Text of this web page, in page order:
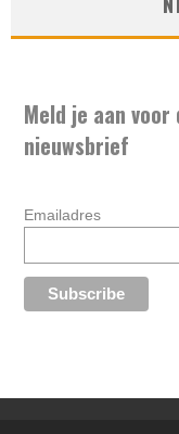
Meld je aan
nieuwsbrief
Emailadres